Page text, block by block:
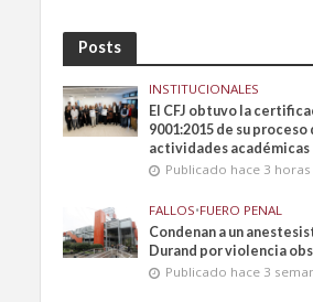
Posts
INSTITUCIONALES
El CFJ obtuvo la
9001:2015 de su
actividades académicas
Publicado hace 3 horas
FALLOS•FUERO PENAL
Condenan a un
Durand por violencia
Publicado hace 3